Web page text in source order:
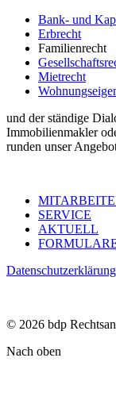
Bank- und
Erbrecht
Familienrecht
Mietrecht
und der ständige
Immobilienmakler
runden unser
SERVICE
AKTUELL
Datenschutzerklärung
© 2026 bdp
Nach oben